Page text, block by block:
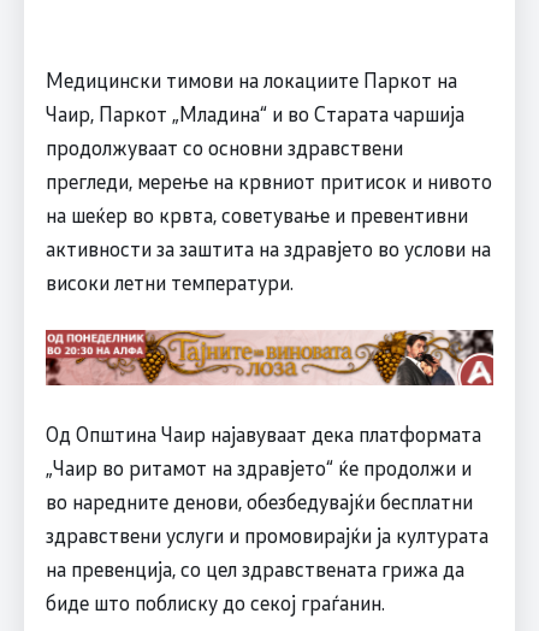
Медицински тимови на локациите Паркот на
Чаир, Паркот „Младина“ и во Старата чаршија
продолжуваат со основни здравствени
прегледи, мерење на крвниот притисок и нивото
на шеќер во крвта, советување и превентивни
активности за заштита на здравјето во услови на
високи летни температури.
Од Општина Чаир најавуваат дека платформата
„Чаир во ритамот на здравјето“ ќе продолжи и
во наредните денови, обезбедувајќи бесплатни
здравствени услуги и промовирајќи ја културата
на превенција, со цел здравствената грижа да
биде што поблиску до секој граѓанин.